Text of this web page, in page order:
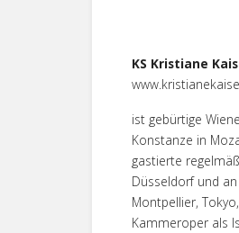
KS Kristiane
ist gebürtige
Konstanze in
gastierte
Düsseldorf und
Montpellier,
Kammeroper als